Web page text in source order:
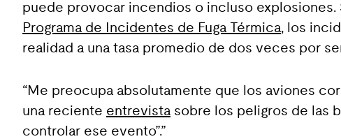
puede provocar incendios o incluso explosiones.
Programa de Incidentes de Fuga Térmica, los
realidad a una tasa promedio de dos veces por
“Me preocupa absolutamente que los aviones
una reciente entrevista sobre los peligros de las
controlar ese evento”.”